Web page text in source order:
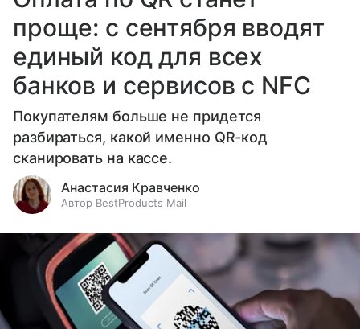
проще: с сентября вводят
единый код для всех
банков и сервисов с NFC
Покупателям больше не придется
разбираться, какой именно QR-код
сканировать на кассе.
Анастасия Кравченко
Автор BestProducts Mail